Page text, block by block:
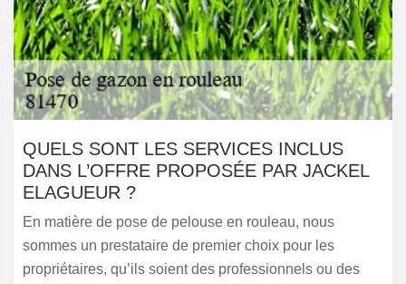
QUELS SONT LES SERVICES INCLUS
DANS L’OFFRE PROPOSÉE PAR JACKEL
ELAGUEUR ?
En matière de pose de pelouse en rouleau, nous
sommes un prestataire de premier choix pour les
propriétaires, qu’ils soient des professionnels ou des